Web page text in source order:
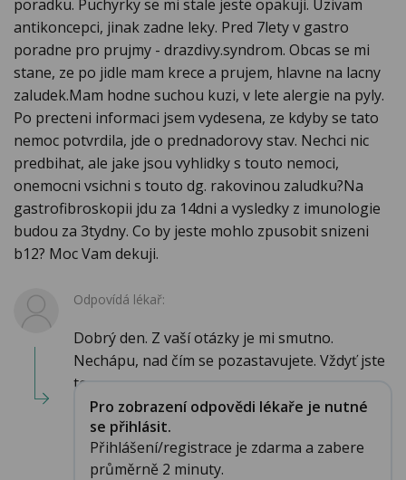
poradku. Puchyrky se mi stale jeste opakuji. Uzivam
antikoncepci, jinak zadne leky. Pred 7lety v gastro
poradne pro prujmy - drazdivy.syndrom. Obcas se mi
stane, ze po jidle mam krece a prujem, hlavne na lacny
zaludek.Mam hodne suchou kuzi, v lete alergie na pyly.
Po precteni informaci jsem vydesena, ze kdyby se tato
nemoc potvrdila, jde o prednadorovy stav. Nechci nic
predbihat, ale jake jsou vyhlidky s touto nemoci,
onemocni vsichni s touto dg. rakovinou zaludku?Na
gastrofibroskopii jdu za 14dni a vysledky z imunologie
budou za 3tydny. Co by jeste mohlo zpusobit snizeni
b12? Moc Vam dekuji.
Odpovídá lékař:
Dobrý den. Z vaší otázky je mi smutno.
Nechápu, nad čím se pozastavujete. Vždyť jste
to nap...
Pro zobrazení odpovědi lékaře je nutné
se přihlásit.
Přihlášení/registrace je zdarma a zabere
průměrně 2 minuty.